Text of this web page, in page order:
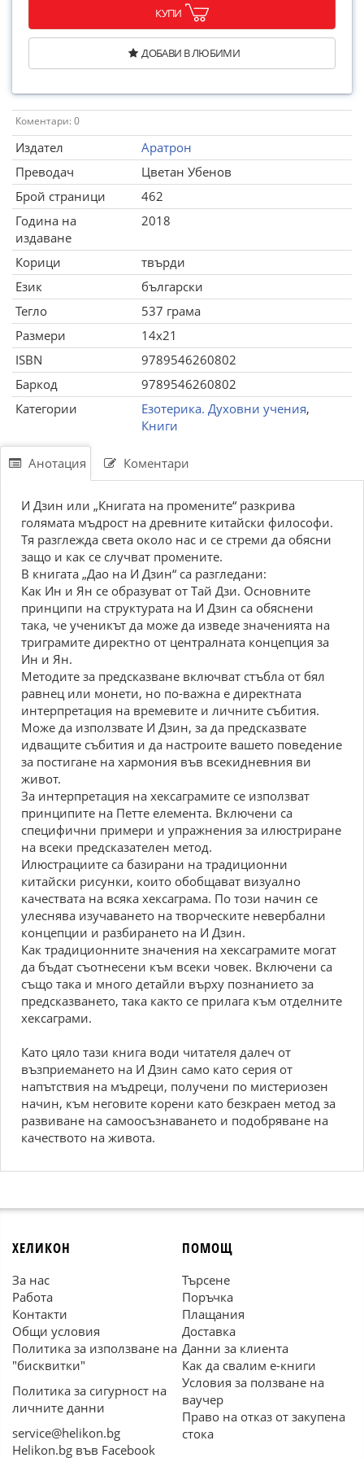
КУПИ
ДОБАВИ В ЛЮБИМИ
Коментари: 0
Издател
Аратрон
Преводач
Цветан Убенов
Брой страници
462
Година на
издаване
2018
Корици
твърди
Език
български
Тегло
537 грама
Размери
14x21
ISBN
9789546260802
Баркод
9789546260802
Категории
Езотерика. Духовни учения,
Книги
Анотация Коментари
И Дзин или „Книгата на промените“ разкрива
голямата мъдрост на древните китайски философи.
Тя разглежда света около нас и се стреми да обясни
защо и как се случват промените.
В книгата „Дао на И Дзин“ са разгледани:
Как Ин и Ян се образуват от Тай Дзи. Основните
принципи на структурата на И Дзин са обяснени
така, че ученикът да може да изведе значенията на
триграмите директно от централната концепция за
Ин и Ян.
Методите за предсказване включват стъбла от бял
равнец или монети, но по-важна е директната
интерпретация на времевите и личните събития.
Може да използвате И Дзин, за да предсказвате
идващите събития и да настроите вашето поведение
за постигане на хармония във всекидневния ви
живот.
За интерпретация на хексаграмите се използват
принципите на Петте елемента. Включени са
специфични примери и упражнения за илюстриране
на всеки предсказателен метод.
Илюстрациите са базирани на традиционни
китайски рисунки, които обобщават визуално
качествата на всяка хексаграма. По този начин се
улеснява изучаването на творческите невербални
концепции и разбирането на И Дзин.
Как традиционните значения на хексаграмите могат
да бъдат съотнесени към всеки човек. Включени са
също така и много детайли върху познанието за
предсказването, така както се прилага към отделните
хексаграми.
Като цяло тази книга води читателя далеч от
възприемането на И Дзин само като серия от
напътствия на мъдреци, получени по мистериозен
начин, към неговите корени като безкраен метод за
развиване на самоосъзнаването и подобряване на
качеството на живота.
ХЕЛИКОН
За нас
Работа
Контакти
Общи условия
Политика за използване на
"бисквитки"
Политика за сигурност на
личните данни
service@helikon.bg
Helikon.bg във Facebook
ПОМОЩ
Търсене
Поръчка
Плащания
Доставка
Данни за клиента
Как да свалим е-книги
Условия за ползване на
ваучер
Право на отказ от закупена
стока